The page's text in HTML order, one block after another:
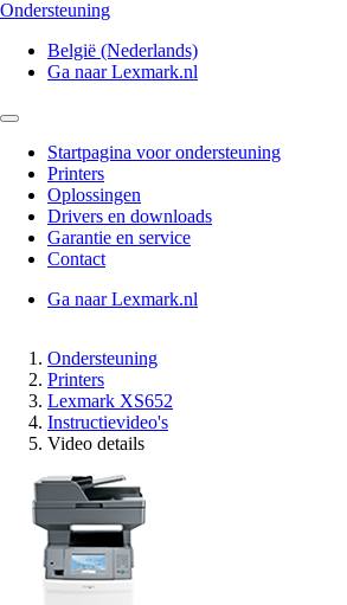
Ondersteuning
België (Nederlands)
Ga naar Lexmark.nl
Startpagina voor ondersteuning
Printers
Oplossingen
Drivers en downloads
Garantie en service
Contact
Ga naar Lexmark.nl
Ondersteuning
Printers
Lexmark XS652
Instructievideo's
Video details